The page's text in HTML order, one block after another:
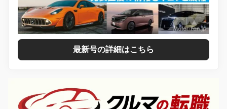
最新号の詳細はこちら